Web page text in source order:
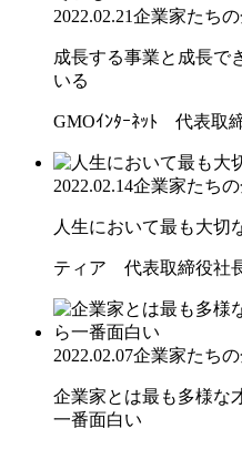
2022.02.21企業家たち
成長する事業と成長で
いる
GMOｲﾝﾀｰﾈｯﾄ 代表取
2022.02.14企業家たち
人生において最も大切
ティア 代表取締役社
2022.02.07企業家たち
企業家とは最も多様な
一番面白い